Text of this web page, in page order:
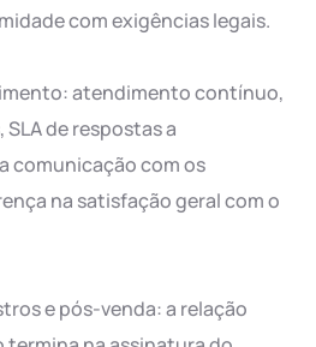
com exigências legais.
atendimento contínuo,
de respostas a
comunicação com os
na satisfação geral com o
e pós-venda: a relação